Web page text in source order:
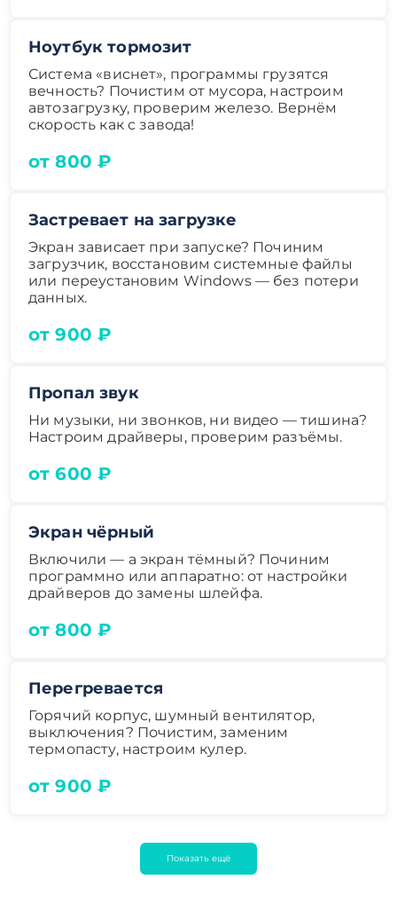
Ноутбук тормозит
Система «виснет», программы грузятся
вечность? Почистим от мусора, настроим
автозагрузку, проверим железо. Вернём
скорость как с завода!
от 800 ₽
Застревает на загрузке
Экран зависает при запуске? Починим
загрузчик, восстановим системные файлы
или переустановим Windows — без потери
данных.
от 900 ₽
Пропал звук
Ни музыки, ни звонков, ни видео — тишина?
Настроим драйверы, проверим разъёмы.
от 600 ₽
Экран чёрный
Включили — а экран тёмный? Починим
программно или аппаратно: от настройки
драйверов до замены шлейфа.
от 800 ₽
Перегревается
Горячий корпус, шумный вентилятор,
выключения? Почистим, заменим
термопасту, настроим кулер.
от 900 ₽
Показать ещё